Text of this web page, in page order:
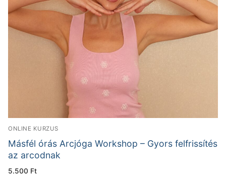
ONLINE KURZUS
Másfél órás Arcjóga Workshop – Gyors felfrissítés
az arcodnak
5.500 Ft